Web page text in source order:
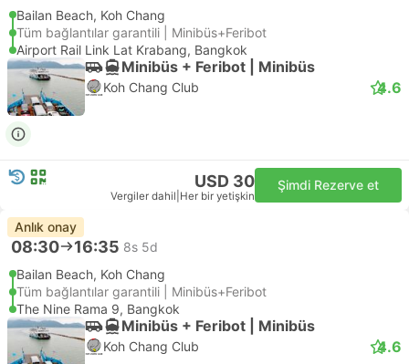
Bailan Beach, Koh Chang
Tüm bağlantılar garantili | Minibüs+Feribot
Airport Rail Link Lat Krabang, Bangkok
Minibüs + Feribot | Minibüs
Koh Chang Club 4.6
USD 30
Vergiler dahil Her bir yetişkin
Şimdi Rezerve et
Anlık onay
08:30 16:35 8s 5d
Bailan Beach, Koh Chang
Tüm bağlantılar garantili | Minibüs+Feribot
The Nine Rama 9, Bangkok
Minibüs + Feribot | Minibüs
Koh Chang Club 4.6